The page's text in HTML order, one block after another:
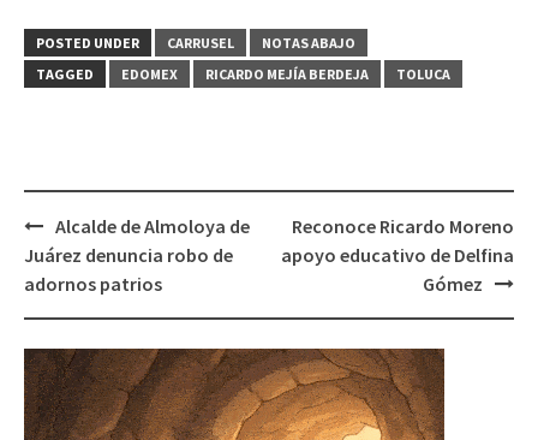
POSTED UNDER CARRUSEL
NOTAS ABAJO
TAGGED
EDOMEX RICARDO MEJÍA BERDEJA TOLUCA
Post
navigation
Alcalde de Almoloya de
Juárez denuncia robo de
adornos patrios
Reconoce Ricardo Moreno
apoyo educativo de Delfina
Gómez